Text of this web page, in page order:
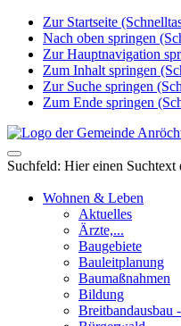
Zur Startseite
Nach oben springen
Zur Hauptnavigation
Zum Inhalt springen
Zur Suche springen
Zum Ende springen
Suchfeld: Hier einen Suchtext
Wohnen & Leben
Aktuelles
Ärzte,...
Baugebiete
Bauleitplanung
Baumaßnahmen
Bildung
Breitbandausbau